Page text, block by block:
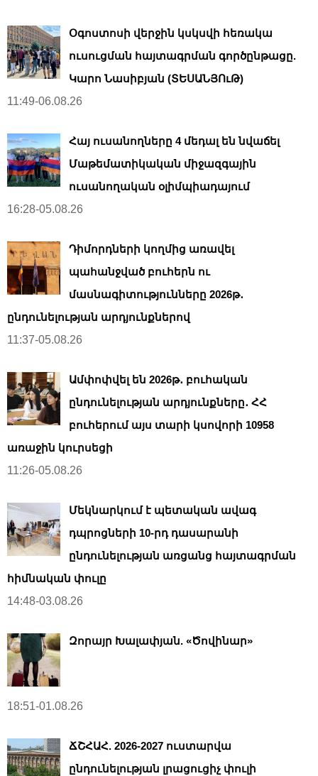
Օգոստոսի վերջին կսկսվի հեռակա
ուսուցման հայտագրման գործընթացը.
Կարո Նասիբյան (ՏԵՍԱՆՅՈւԹ)
11:49-06.08.26
Հայ ուսանողները 4 մեդալ են նվաճել
Մաթեմատիկական միջազգային
ուսանողական օլիմպիադայում
16:28-05.08.26
Դիմորդների կողմից առավել
պահանջված բուհերն ու
մասնագիտությունները 2026թ․
ընդունելության արդյունքներով
11:37-05.08.26
Ամփոփվել են 2026թ․ բուհական
ընդունելության արդյունքները․ ՀՀ
բուհերում այս տարի կսովորի 10958
առաջին կուրսեցի
11:26-05.08.26
Մեկնարկում է պետական ավագ
դպրոցների 10-րդ դասարանի
ընդունելության առցանց հայտագրման
հիմնական փուլը
14:48-03.08.26
Զորայր Խալափյան. «Ծովինար»
18:51-01.08.26
ՃՇՀԱՀ. 2026-2027 ուստարվա
ընդունելության լրացուցիչ փուլի